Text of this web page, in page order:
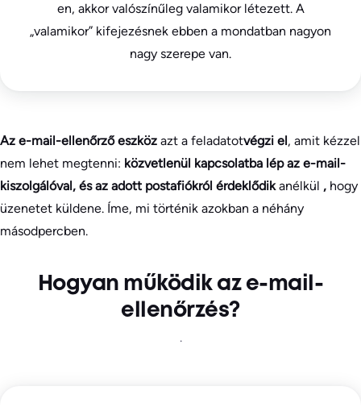
en, akkor valószínűleg valamikor létezett. A
„valamikor” kifejezésnek ebben a mondatban nagyon
nagy szerepe van.
Az e-mail-ellenőrző eszköz azt a feladatotvégzi el, amit kézzel
nem lehet megtenni: közvetlenül kapcsolatba lép az e-mail-
kiszolgálóval, és az adott postafiókról érdeklődikanélkül , hogy
üzenetet küldene. Íme, mi történik azokban a néhány
másodpercben.
Hogyan működik az e-mail-
ellenőrzés?
.